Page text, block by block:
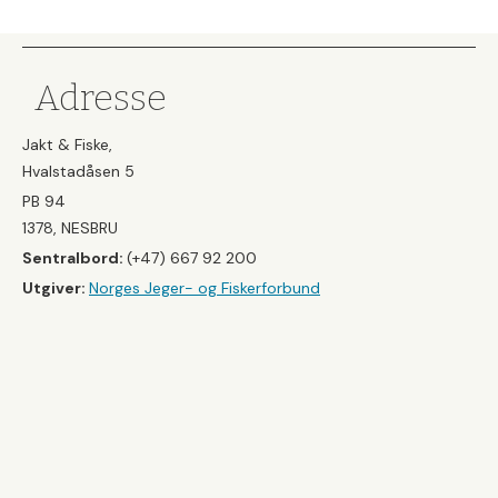
Adresse
Jakt & Fiske,
Hvalstadåsen 5
PB 94
1378, NESBRU
Sentralbord: (+47) 667 92 200
Utgiver: Norges Jeger- og Fiskerforbund